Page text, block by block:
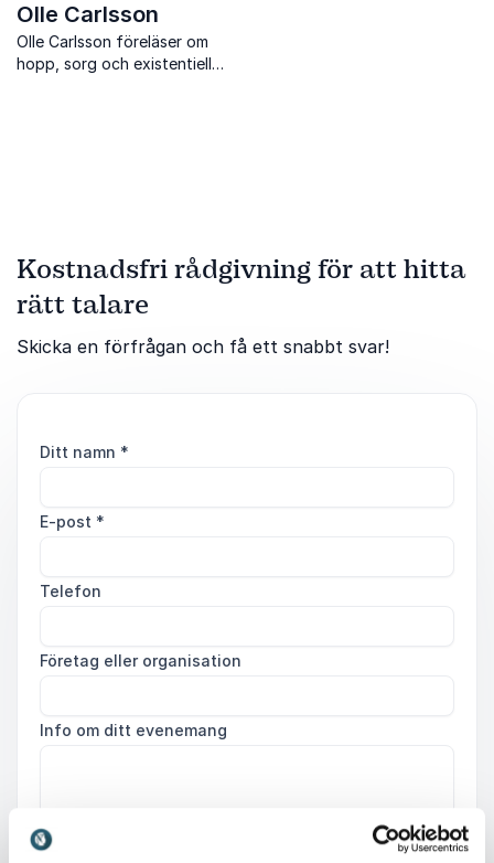
Olle Carlsson
Olle Carlsson föreläser om
hopp, sorg och existentiella
Kostnadsfri rådgivning för att hitta
rätt talare
Skicka en förfrågan och få ett snabbt svar!
Ditt namn *
E-post *
Telefon
Företag eller organisation
Info om ditt evenemang